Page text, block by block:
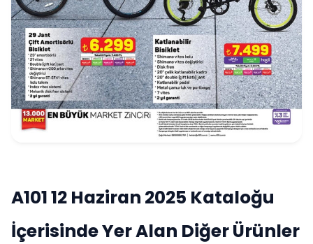
A101 12 Haziran 2025 Kataloğu
İçerisinde Yer Alan Diğer Ürünler